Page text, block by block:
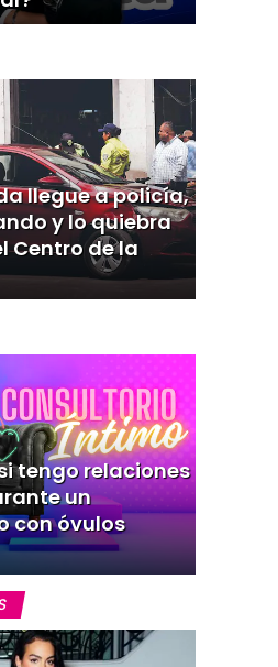
llegue a policía,
y lo quiebra
Centro de la
tengo relaciones
un
con óvulos